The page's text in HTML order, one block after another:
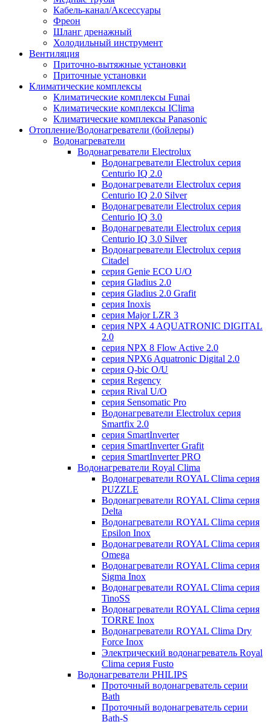
Кабель-канал/Аксессуары
Фреон
Шланг дренажный
Холодильный инструмент
Вентиляция
Приточно-вытяжные установки
Приточные установки
Климатические комплексы
Климатические комплексы Funai
Климатические комплексы IClima
Климатические комплексы Panasonic
Отопление/Водонагреватели (бойлеры)
Водонагреватели
Водонагреватели Electrolux
Водонагреватели Electrolux серия
Centurio IQ 2.0
Водонагреватели Electrolux серия
Centurio IQ 2.0 Silver
Водонагреватели Electrolux серия
Centurio IQ 3.0
Водонагреватели Electrolux серия
Centurio IQ 3.0 Silver
Водонагреватели Electrolux серия
Citadel
серия Genie ECO U/О
серия Gladius 2.0
серия Gladius 2.0 Grafit
серия Inoxis
серия Major LZR 3
серия NPX 4 AQUATRONIC DIGITAL
2.0
серия NPX 8 Flow Active 2.0
серия NPX6 Aquatronic Digital 2.0
серия Q-bic O/U
серия Regency
серия Rival U/О
серия Sensomatic Pro
Водонагреватели Electrolux серия
Smartfix 2.0
серия SmartInverter
серия SmartInverter Grafit
серия SmartInverter PRO
Водонагреватели Royal Clima
Водонагреватели ROYAL Clima серия
PUZZLE
Водонагреватели ROYAL Clima серия
Delta
Водонагреватели ROYAL Clima серия
Epsilon Inox
Водонагреватели ROYAL Clima серия
Omega
Водонагреватели ROYAL Clima серия
Sigma Inox
Водонагреватели ROYAL Clima серия
TinoSS
Водонагреватели ROYAL Clima серия
TORRE Inox
Водонагреватели ROYAL Clima Dry
Force Inox
Электрический водонагреватель Royal
Clima серия Fusto
Водонагреватели PHILIPS
Проточный водонагреватель серии
Bath
Проточный водонагреватель серии
Bath-S